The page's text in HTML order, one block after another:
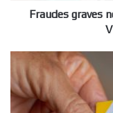
VitimasFraudes graves
Bolsa
Família
tem
novas